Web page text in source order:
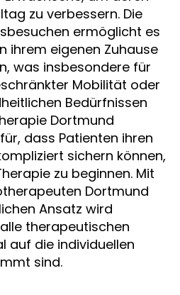
zu verbessern. Die
ermöglicht es
ihrem eigenen Zuhause
was insbesondere für
Mobilität oder
Bedürfnissen
Dortmund
dass Patienten ihren
sichern können,
zu beginnen. Mit
Dortmund
Ansatz wird
therapeutischen
auf die individuellen
sind.